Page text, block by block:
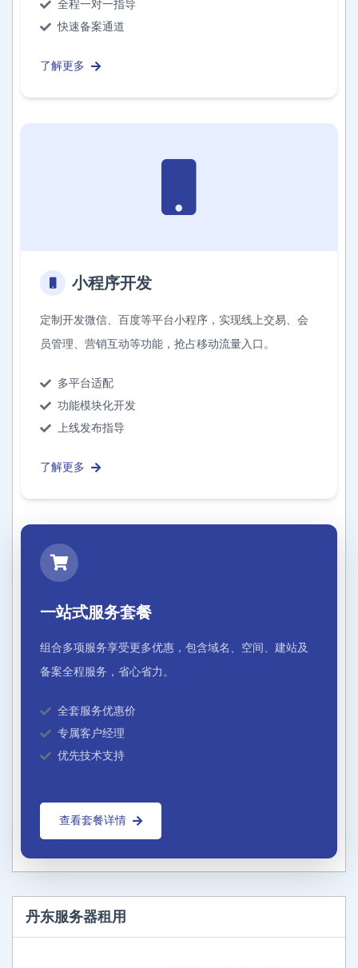
全程一对一指导
快速备案通道
了解更多
小程序开发
定制开发微信、百度等平台小程序，实现线上交易、会
员管理、营销互动等功能，抢占移动流量入口。
多平台适配
功能模块化开发
上线发布指导
了解更多
一站式服务套餐
组合多项服务享受更多优惠，包含域名、空间、建站及
备案全程服务，省心省力。
全套服务优惠价
专属客户经理
优先技术支持
查看套餐详情
丹东服务器租用